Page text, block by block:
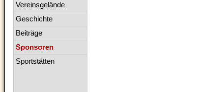
Vereinsgelände
Geschichte
Beiträge
Sponsoren
Sportstätten